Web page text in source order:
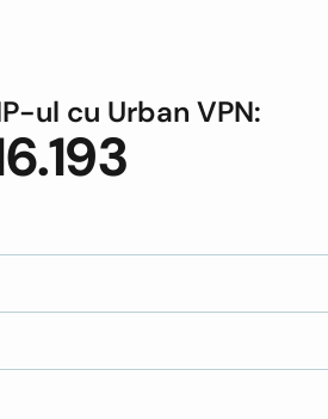
ul cu Urban VPN: